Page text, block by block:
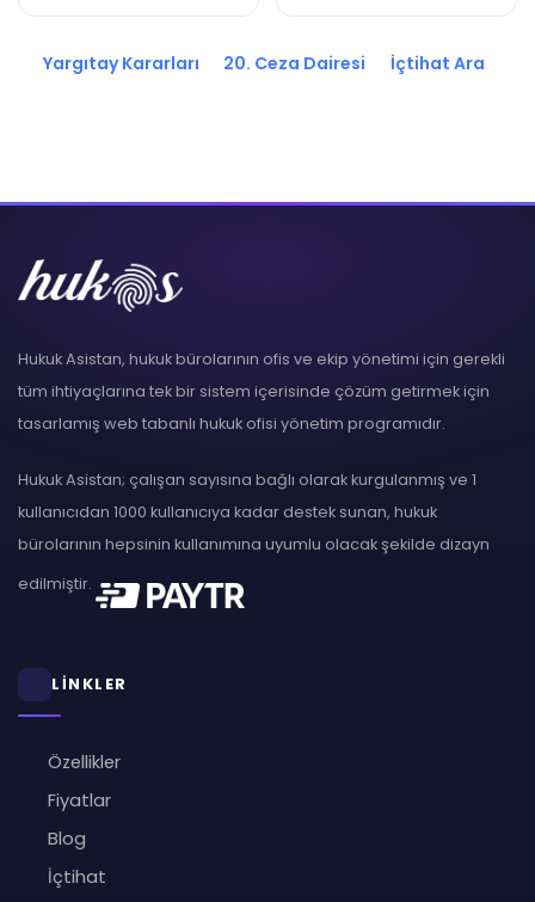
Yargıtay Kararları 20. Ceza Dairesi İçtihat Ara
Hukuk Asistan, hukuk bürolarının ofis ve ekip yönetimi için gerekli
tüm ihtiyaçlarına tek bir sistem içerisinde çözüm getirmek için
tasarlamış web tabanlı hukuk ofisi yönetim programıdır.
Hukuk Asistan; çalışan sayısına bağlı olarak kurgulanmış ve 1
kullanıcıdan 1000 kullanıcıya kadar destek sunan, hukuk
bürolarının hepsinin kullanımına uyumlu olacak şekilde dizayn
edilmiştir.
LİNKLER
Özellikler
Fiyatlar
Blog
İçtihat